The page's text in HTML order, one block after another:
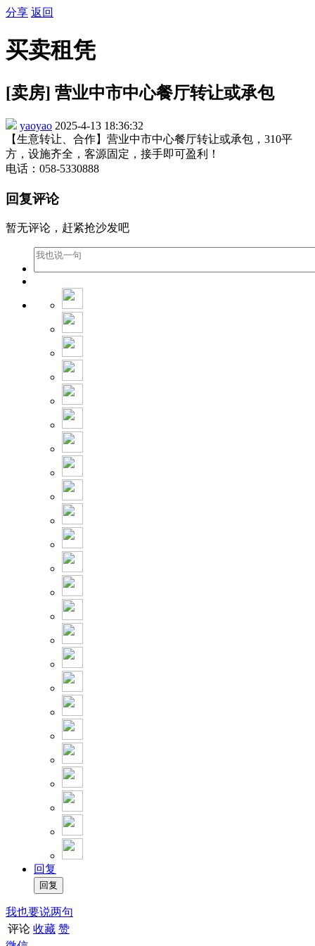
分享 返回
买卖租凭
[卖房] 营业中市中心餐厅转让或承包
yaoyao 2025-4-13 18:36:32
【生意转让、合作】营业中市中心餐厅转让或承包，310平
方，设施齐全，客源固定，接手即可盈利！
电话：058-5330888
回复评论
暂无评论，赶紧抢沙发吧
回复
我也要说两句
评论 收藏 赞